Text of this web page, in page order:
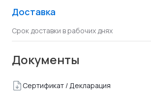
Доставка
Срок доставки в рабочих днях
Документы
Сертификат / Декларация